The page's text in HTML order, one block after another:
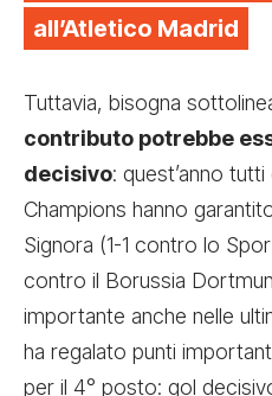
all’Atletico Madrid
Tuttavia, bisogna
contributo potrebbe
decisivo: quest’anno
Champions hanno
Signora (1-1 contro lo
contro il Borussia
importante anche nelle
ha regalato punti
per il 4° posto: gol